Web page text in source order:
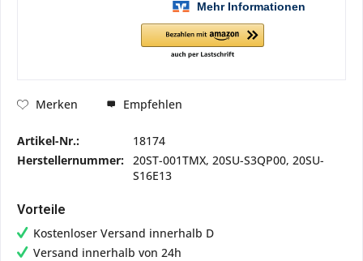
Merken Empfehlen
Artikel-Nr.:
18174
Herstellernummer:
20ST-001TMX, 20SU-S3QP00, 20SU-
S16E13
Vorteile
Kostenloser Versand innerhalb D
Versand innerhalb von 24h